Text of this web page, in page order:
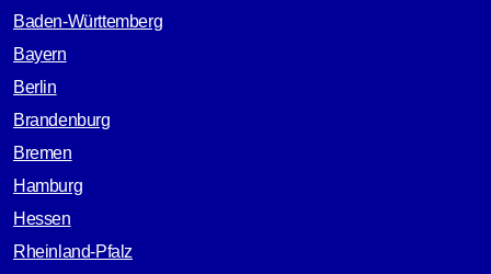
Baden-Württemberg
Bayern
Berlin
Brandenburg
Bremen
Hamburg
Hessen
Rheinland-Pfalz